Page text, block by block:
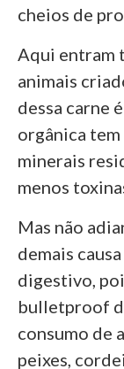
cheios de
Aqui entram
animais
dessa carne
orgânica tem
minerais
menos
Mas não
demais
digestivo,
bulletproof
consumo de
peixes,